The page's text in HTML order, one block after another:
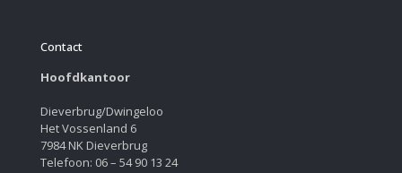
Contact
Hoofdkantoor
Dieverbrug/Dwingeloo
Het Vossenland 6
7984 NK Dieverbrug
Telefoon: 06 – 54 90 13 24